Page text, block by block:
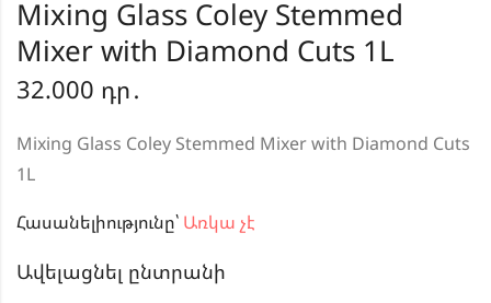
Mixing Glass Coley Stemmed
Mixer with Diamond Cuts 1L
32.000 դր․
Mixing Glass Coley Stemmed Mixer with Diamond Cuts
1L
Հասանելիությունը՝ Առկա չէ
Ավելացնել ընտրանի